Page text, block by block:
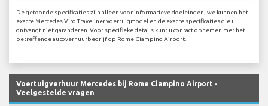
De getoonde specificaties zijn alleen voor informatieve doeleinden, we kunnen het
exacte Mercedes Vito Traveliner voertuigmodel en de exacte specificaties die u
ontvangt niet garanderen. Voor specifieke details kunt u contact opnemen met het
betreffende autoverhuurbedrijf op Rome Ciampino Airport.
Voertuigverhuur Mercedes bij Rome Ciampino Airport -
Veelgestelde vragen